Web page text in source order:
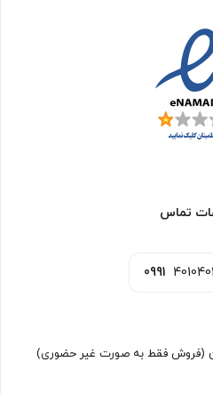
تماس
0991
(فروش فقط به صورت غیر حضوری)